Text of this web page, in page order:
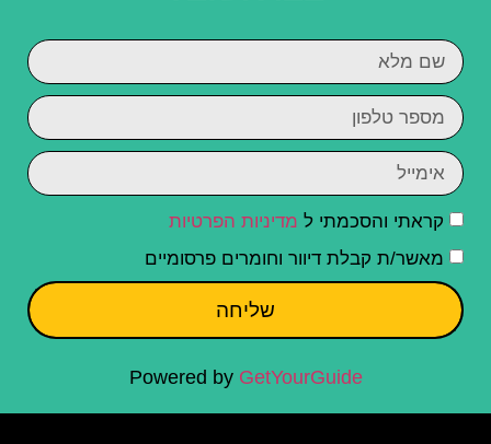
קראתי והסכמתי ל מדיניות הפרטיות
מאשר/ת קבלת דיוור וחומרים פרסומיים
שליחה
Powered by GetYourGuide